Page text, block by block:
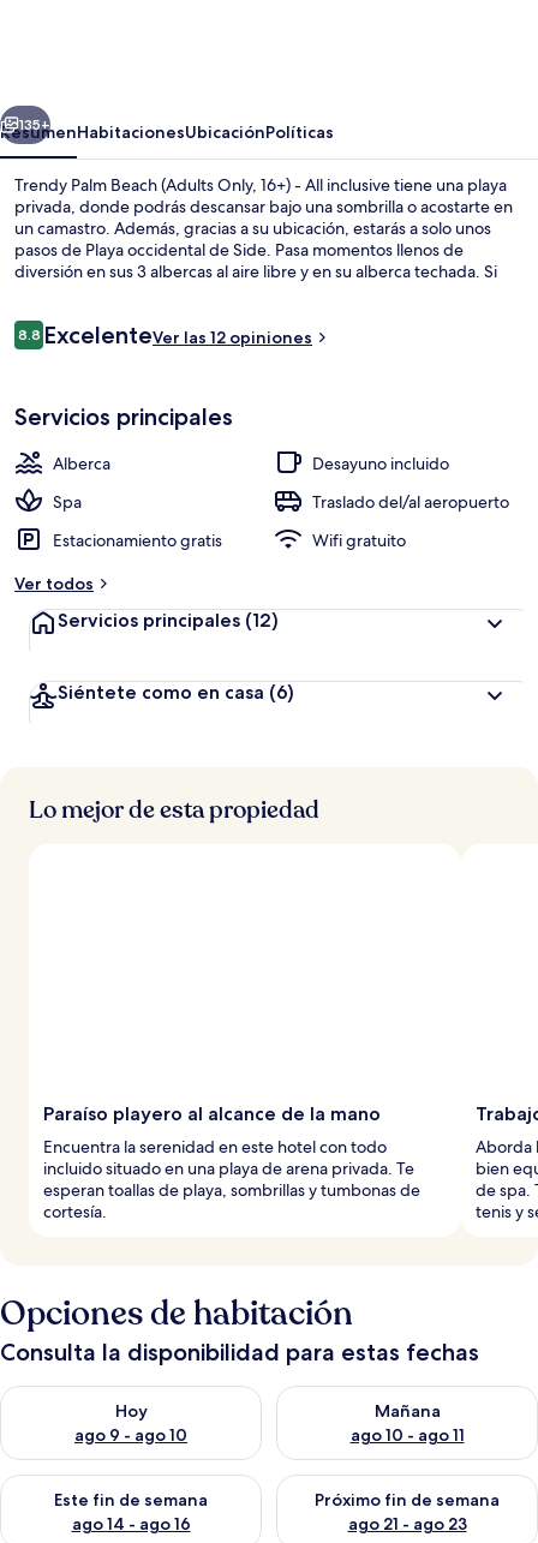
Only,
16+)
All
inclusive
Siguiente
135+
ResumenHabitacionesUbicaciónPolíticas
Trendy Palm Beach (Adults Only, 16+) - All inclusive tiene una playa
privada, donde podrás descansar bajo una sombrilla o acostarte en
un camastro. Además, gracias a su ubicación, estarás a solo unos
pasos de Playa occidental de Side. Pasa momentos llenos de
diversión en sus 3 albercas al aire libre y en su alberca techada. Si
Disfruta la gastronomía en sus 4 restaurantes, y si quieres tomar un
Opiniones
8.88.8 de 10,
ExcelenteVer las 12 opiniones
Servicios principales
Alberca
Desayuno incluido
Spa
Traslado del/al aeropuerto
Estacionamiento gratis
Wifi gratuito
Ver todos
Servicios principales (12)
Siéntete como en casa (6)
Lo mejor de esta propiedad
Paraíso playero al alcance de la mano
Encuentra la serenidad en este hotel con todo
incluido situado en una playa de arena privada. Te
esperan toallas de playa, sombrillas y tumbonas de
cortesía.
Aborda
bien
de spa.
tenis y
Opciones de habitación
Consulta la disponibilidad para estas fechas
Hoy
ago 9 - ago 10
Consulta la disponibilidad para hoy ago 9 - ago 10
Mañana
ago 10 - ago 11
Consulta la disponibilidad
Este fin de semana
ago 14 - ago 16
Consulta la disponibilidad para este fin de semana ago 14 -
Próximo fin de semana
ago 21 - ago 23
Consulta la disponibilidad